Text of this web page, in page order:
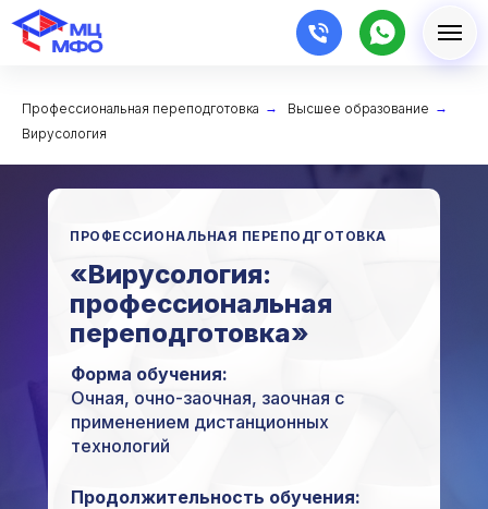
Профессиональная переподготовка → Высшее образование →
Вирусология
«Вирусология:
профессиональная
переподготовка»
ПРОФЕССИОНАЛЬНАЯ ПЕРЕПОДГОТОВКА
Форма обучения:
Очная, очно-заочная, заочная с
применением дистанционных
технологий
Продолжительность обучения: